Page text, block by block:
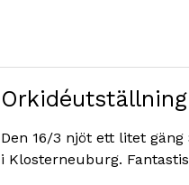
Den 16/3 njöt ett litet
i Klosterneuburg.